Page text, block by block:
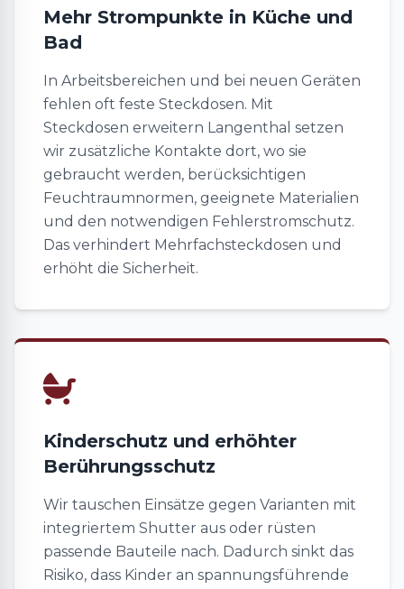
Mehr Strompunkte in Küche und
Bad
In Arbeitsbereichen und bei neuen Geräten
fehlen oft feste Steckdosen. Mit
Steckdosen erweitern Langenthal setzen
wir zusätzliche Kontakte dort, wo sie
gebraucht werden, berücksichtigen
Feuchtraumnormen, geeignete Materialien
und den notwendigen Fehlerstromschutz.
Das verhindert Mehrfachsteckdosen und
erhöht die Sicherheit.
Kinderschutz und erhöhter
Berührungsschutz
Wir tauschen Einsätze gegen Varianten mit
integriertem Shutter aus oder rüsten
passende Bauteile nach. Dadurch sinkt das
Risiko, dass Kinder an spannungsführende